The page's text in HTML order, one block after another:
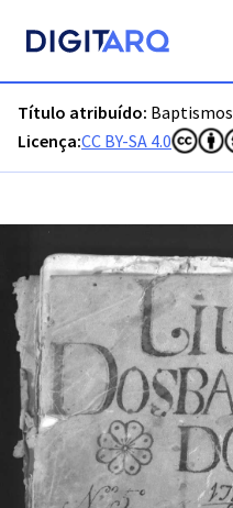
Título atribuído: Baptismos
Licença:CC BY-SA 4.0